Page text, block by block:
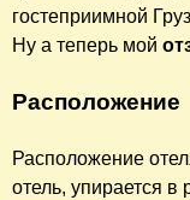
гостеприимной
Ну а теперь мой
Расположение
Расположение
отель, упирается в